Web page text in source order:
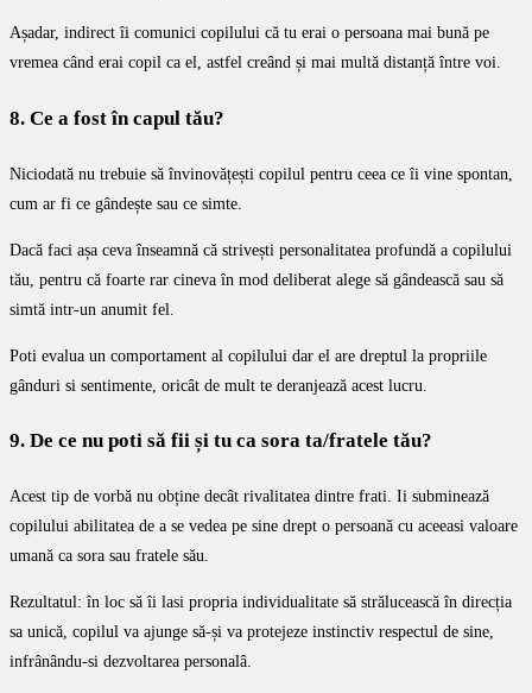
Așadar, indirect îi comunici copilului că tu erai o persoana mai bună pe
vremea când erai copil ca el, astfel creând și mai multă distanță între voi.
8. Ce a fost în capul tău?
Niciodată nu trebuie să învinovățești copilul pentru ceea ce îi vine spontan,
cum ar fi ce gândește sau ce simte.
Dacă faci așa ceva înseamnă că strivești personalitatea profundă a copilului
tău, pentru că foarte rar cineva în mod deliberat alege să gândească sau să
simtă intr-un anumit fel.
Poti evalua un comportament al copilului dar el are dreptul la propriile
gânduri si sentimente, oricât de mult te deranjează acest lucru.
9. De ce nu poti să fii și tu ca sora ta/fratele tău?
Acest tip de vorbă nu obține decât rivalitatea dintre frati. Ii subminează
copilului abilitatea de a se vedea pe sine drept o persoană cu aceeasi valoare
umană ca sora sau fratele său.
Rezultatul: în loc să îi lasi propria individualitate să strălucească în direcția
sa unică, copilul va ajunge să-și va protejeze instinctiv respectul de sine,
infrânându-si dezvoltarea personalâ.